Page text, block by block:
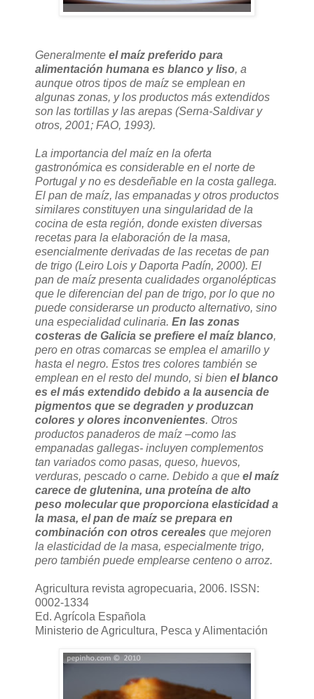
Generalmente el maíz preferido para
alimentación humana es blanco y liso, a
aunque otros tipos de maíz se emplean en
algunas zonas, y los productos más extendidos
son las tortillas y las arepas (Serna-Saldivar y
otros, 2001; FAO, 1993).
La importancia del maíz en la oferta
gastronómica es considerable en el norte de
Portugal y no es desdeñable en la costa gallega.
El pan de maíz, las empanadas y otros productos
similares constituyen una singularidad de la
cocina de esta región, donde existen diversas
recetas para la elaboración de la masa,
esencialmente derivadas de las recetas de pan
de trigo (Leiro Lois y Daporta Padín, 2000). El
pan de maíz presenta cualidades organolépticas
que le diferencian del pan de trigo, por lo que no
puede considerarse un producto alternativo, sino
una especialidad culinaria. En las zonas
costeras de Galicia se prefiere el maíz blanco,
pero en otras comarcas se emplea el amarillo y
hasta el negro. Estos tres colores también se
emplean en el resto del mundo, si bien el blanco
es el más extendido debido a la ausencia de
pigmentos que se degraden y produzcan
colores y olores inconvenientes. Otros
productos panaderos de maíz –como las
empanadas gallegas- incluyen complementos
tan variados como pasas, queso, huevos,
verduras, pescado o carne. Debido a que el maíz
carece de glutenina, una proteína de alto
peso molecular que proporciona elasticidad a
la masa, el pan de maíz se prepara en
combinación con otros cereales que mejoren
la elasticidad de la masa, especialmente trigo,
pero también puede emplearse centeno o arroz.
Agricultura revista agropecuaria, 2006. ISSN:
0002-1334
Ed. Agrícola Española
Ministerio de Agricultura, Pesca y Alimentación